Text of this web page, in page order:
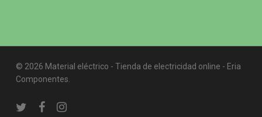
© 2026 Material eléctrico - Tienda de electricidad online - Eria
Componentes.
twitterfacebookinstagram